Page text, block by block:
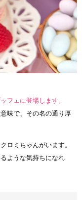
フェに登場します。
味で、その名の通り厚
ロミちゃんがいます。
ような気持ちになれ